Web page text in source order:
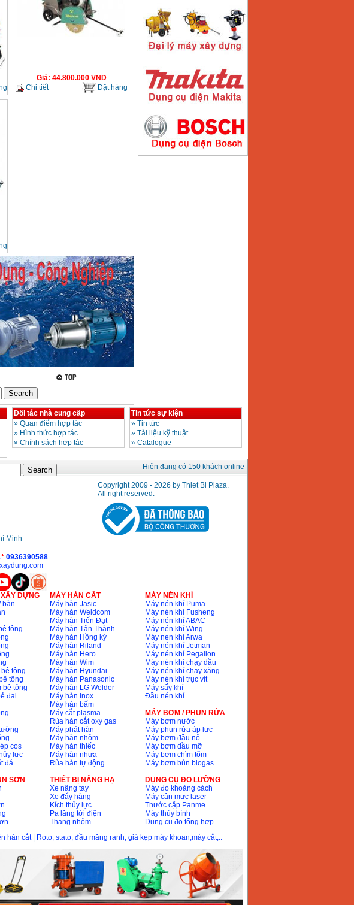
Giá: 44.800.000VND
Chi tiết
Đặt hàng
Máy hàn que điện tử
Hồng ký HK 200Z
Giá: 2770000 VND
Máy hàn que điện tử
Hồng Ký HKM200D
Giá:2890000VND
Máy hàn que điện tử
Hồng ký HK200E
» Các loại khí dùng cho máy
cắt kim loại Plasma
Đối tác nhà cung cấp
» Quan điểm hợp tác
» Hình thức hợp tác
» Chính sách hợp tác
Tin tức sự kiện
» Tin tức
» Tài liệu kỹ thuật
» Catalogue
Hiện đang có 150 khách online
Minh
* 0936390588
Copyright 2009 - 2026 by Thiet Bi Plaza.
All right reserved.
DỰNG
bàn
tông
tông
tông
bê tông
đai
cos
lực
đá
SƠN
MÁY HÀN CẮT
Máy hàn Jasic
Máy hàn Weldcom
Máy hàn Tiến Đạt
Máy hàn Tân Thành
Máy hàn Hồng ký
Máy hàn Riland
Máy hàn Hero
Máy hàn Wim
Máy hàn Hyundai
Máy hàn Panasonic
Máy hàn LG Welder
Máy hàn Inox
Máy hàn bấm
Máy cắt plasma
Rùa hàn cắt oxy gas
Máy phát hàn
Máy hàn nhôm
Máy hàn thiếc
Máy hàn nhựa
Rùa hàn tự động
THIẾT BỊ NÂNG HẠ
Xe nâng tay
Xe đẩy hàng
Kích thủy lực
Pa lăng tời điện
Thang nhôm
MÁY NÉN KHÍ
Máy nén khí Puma
Máy nén khí Fusheng
Máy nén khí ABAC
Máy nén khí Wing
Máy nen khí Arwa
Máy nén khí Jetman
Máy nén khí Pegalion
Máy nén khí chạy dầu
Máy nén khí chạy xăng
Máy nén khí trục vít
Máy sấy khí
Đầu nén khí
MÁY BƠM / PHUN RỬA
Máy bơm nước
Máy phun rửa áp lực
Máy bơm đầu nổ
Máy bơm dầu mỡ
Máy bơm chìm tõm
Máy bơm bùn biogas
DỤNG CỤ ĐO LƯỜNG
Máy đo khoảng cách
Máy cân mực laser
Thước cặp Panme
Máy thủy bình
Dụng cụ đo tổng hợp
hàn cắt| Roto, stato, đầu măng ranh, giá kẹp máy khoan,máy cắt,..